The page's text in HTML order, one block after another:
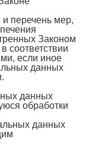
перечень мер,
Законом
соответствии
если иное
данных
данных
обработки
данных